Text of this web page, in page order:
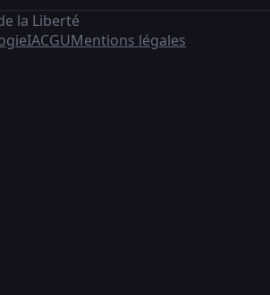
la Liberté
IACGUMentions légales